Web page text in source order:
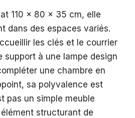
110 x 80 x 35 cm, elle
dans des espaces variés.
les clés et le courrier
support à une lampe design
une chambre en
sa polyvalence est
pas un simple meuble
élément structurant de